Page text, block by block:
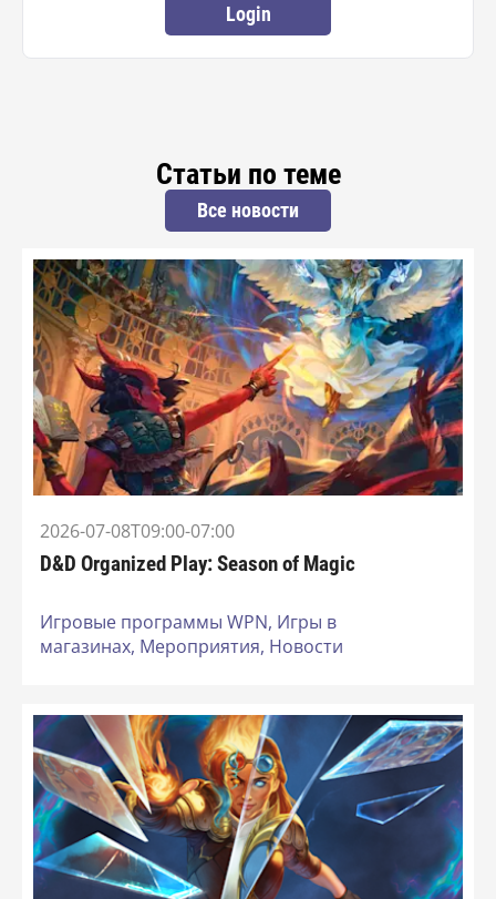
Login
Статьи по теме
Все новости
2026-07-08T09:00-07:00
D&D Organized Play: Season of Magic
Игровые программы WPN, Игры в
магазинах, Мероприятия, Новости